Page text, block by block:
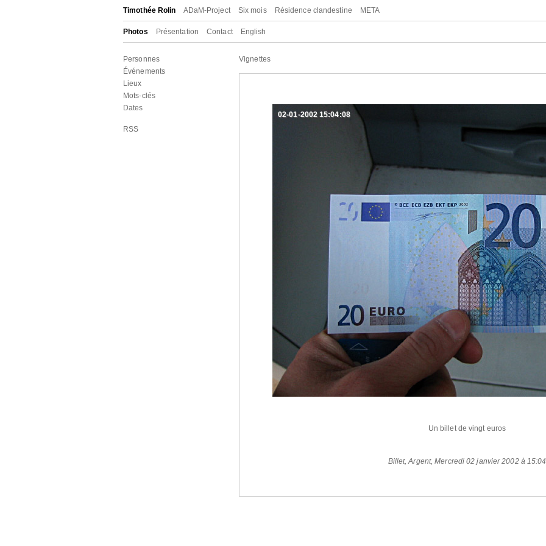
Timothée Rolin ADaM-Project Six mois Résidence clandestine META
Photos Présentation Contact English
Personnes
Événements
Lieux
Mots-clés
Dates
RSS
Vignettes
02-01-2002 15:04:08
Un billet de vingt euros
Billet,Argent,Mercredi 02 janvier 2002 à 15:04